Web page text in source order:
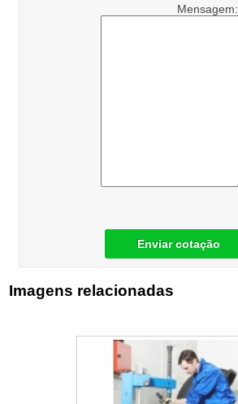
Mensagem:
Enviar cotação
Imagens relacionadas